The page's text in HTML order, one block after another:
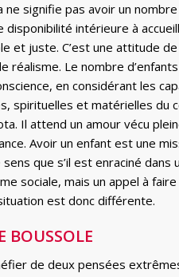
signifie pas avoir un
disponibilité intérieure à
et juste. C’est une attitude de
réalisme. Le nombre
en considérant les
spirituelles et matérielles du
Il attend un amour vécu
Avoir un enfant est une
sens que s’il est enraciné
sociale, mais un appel à
est donc différente.
BOUSSOLE
de deux pensées